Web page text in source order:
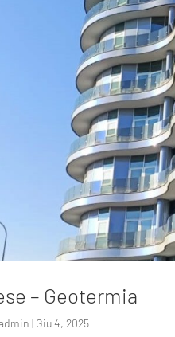
– Geotermia
| Giu 4, 2025